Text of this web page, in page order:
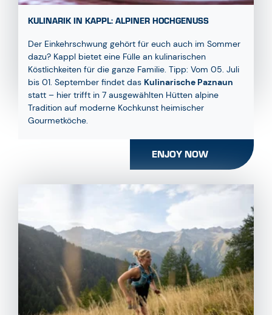
KULINARIK IN KAPPL: ALPINER HOCHGENUSS
Der Einkehrschwung gehört für euch auch im Sommer
dazu? Kappl bietet eine Fülle an kulinarischen
Köstlichkeiten für die ganze Familie. Tipp: Vom 05. Juli
bis 01. September findet das Kulinarische Paznaun
statt – hier trifft in 7 ausgewählten Hütten alpine
Tradition auf moderne Kochkunst heimischer
Gourmetköche.
ENJOY NOW